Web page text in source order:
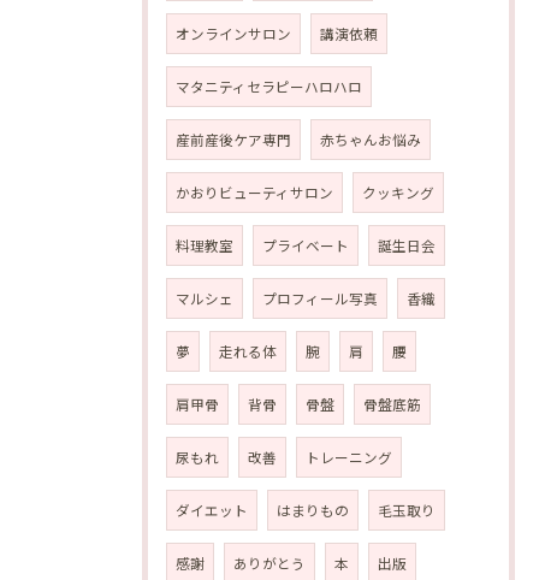
オンラインサロン 講演依頼
マタニティセラピーハロハロ
産前産後ケア専門 赤ちゃんお悩み
かおりビューティサロン クッキング
料理教室 プライベート 誕生日会
マルシェ プロフィール写真 香織
夢 走れる体 腕 肩 腰
肩甲骨 背骨 骨盤 骨盤底筋
尿もれ 改善 トレーニング
ダイエット はまりもの 毛玉取り
感謝 ありがとう 本 出版